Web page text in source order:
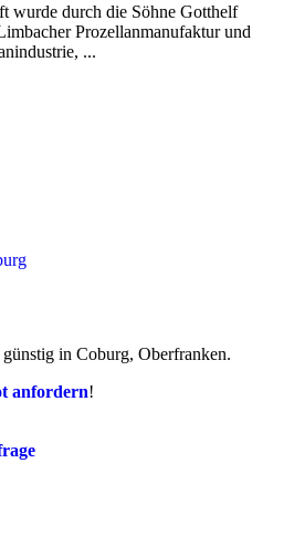
wurde durch die Söhne Gotthelf
Prozellanmanufaktur und
...
günstig in Coburg, Oberfranken.
anfordern!